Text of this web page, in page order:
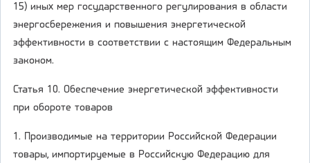
15) иных мер государственного регулирования в области
энергосбережения и повышения энергетической
эффективности в соответствии с настоящим Федеральным
законом.
Статья 10. Обеспечение энергетической эффективности
при обороте товаров
1. Производимые на территории Российской Федерации
товары, импортируемые в Российскую Федерацию для